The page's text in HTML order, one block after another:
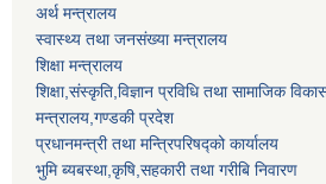
अर्थ मन्त्रालय
स्वास्थ्य तथा जनसंख्या मन्त्रालय
शिक्षा मन्त्रालय
शिक्षा,संस्कृति,विज्ञान प्रविधि तथा सामाजिक
मन्त्रालय,गण्डकी प्रदेश
प्रधानमन्त्री तथा मन्त्रिपरिषद्को कार्यालय
भुमि ब्यबस्था,कृषि,सहकारी तथा गरीबि निवारण